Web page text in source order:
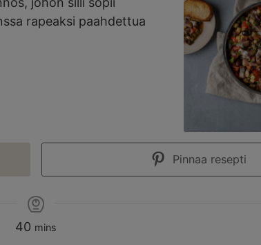
rapeaksi paahdettua
Pinnaa resepti
40 mins